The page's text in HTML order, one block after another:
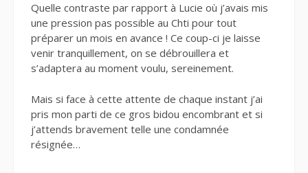
Quelle contraste par rapport à Lucie où j’avais mis
une pression pas possible au Chti pour tout
préparer un mois en avance ! Ce coup-ci je laisse
venir tranquillement, on se débrouillera et
s’adaptera au moment voulu, sereinement.
Mais si face à cette attente de chaque instant j’ai
pris mon parti de ce gros bidou encombrant et si
j’attends bravement telle une condamnée
résignée…